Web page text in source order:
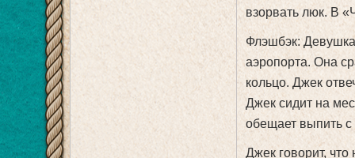
взорвать люк. В
Флэшбэк:
аэропорта. Она
кольцо. Джек
Джек сидит на
обещает выпить с
Джек говорит,